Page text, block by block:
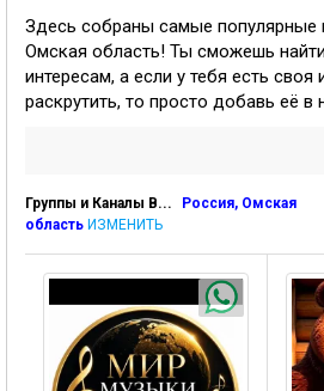
Здесь собраны самые популярные
Омская область! Ты сможешь
интересам, а если у тебя есть своя
раскрутить, то просто добавь её в
Группы и Каналы В... Россия, Омская
область ИЗМЕНИТЬ